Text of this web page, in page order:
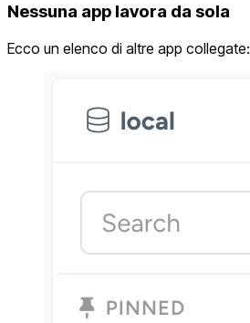
Nessuna app lavora da sola
Ecco un elenco di altre app collegate: